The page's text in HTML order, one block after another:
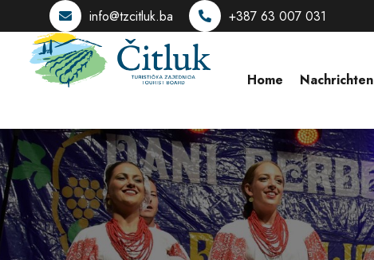
info@tzcitluk.ba +387 63 007 031
Home Nachrichten